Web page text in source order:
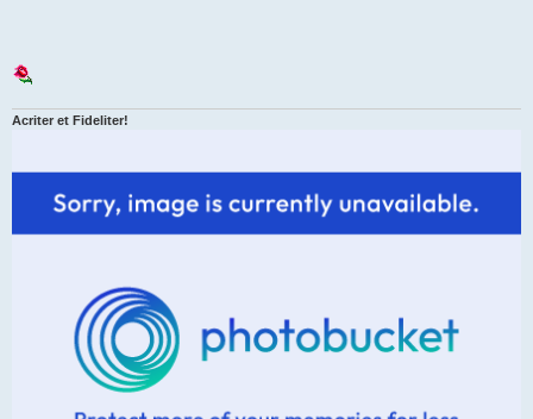
Acriter et Fideliter!